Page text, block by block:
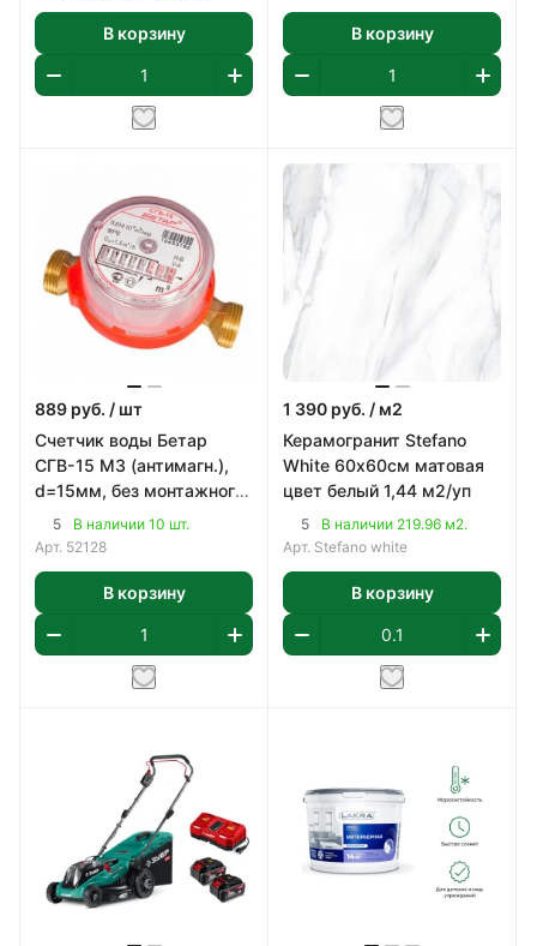
В корзину В корзину
889 руб. / шт
Счетчик воды Бетар
СГВ-15 МЗ (антимагн.),
d=15мм, без монтажного
комплекта
5
В наличии 10 шт.
Арт. 52128
В корзину
1 390 руб. / м2
Керамогранит Stefano
White 60х60см матовая
цвет белый 1,44 м2/уп
5
В наличии 219.96 м2.
Арт. Stefano white
В корзину